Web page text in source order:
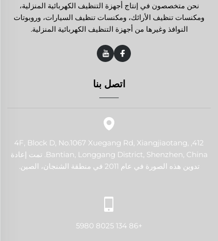
نحن متخصصون في إنتاج أجهزة التنظيف الكهربائية المنزلية،
ومكنسات تنظيف الأرائك، ومكنسات تنظيف السيارات، وروبوتات
النوافذ وغيرها من أجهزة التنظيف الكهربائية المنزلية.
اتصل بنا
412, 4F, Block D, No.1067 Xuegang Rd, Xiangjiaotang,
Bantian, Longgang District, Shenzhen, China. تمت إعادة
تدوين هذه الصورة في عام 2011 في منطقة الشنجان، الصين.
+86 134 8025 5980